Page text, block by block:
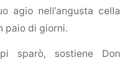
agio nell’angusta cella
paio di giorni.
sparò, sostiene Don